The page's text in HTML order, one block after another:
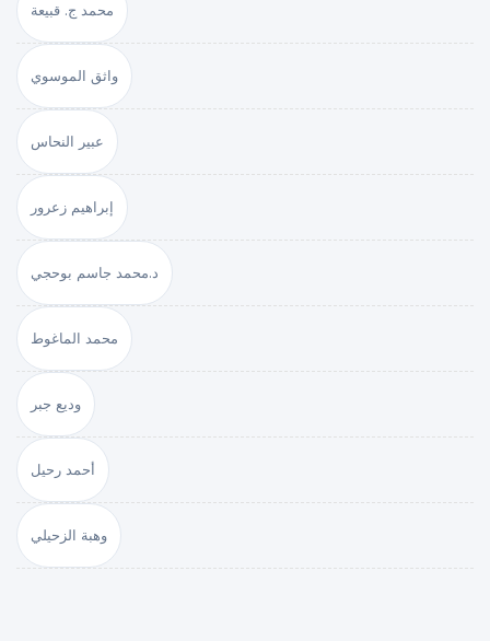
محمد ج. قبيعة
واثق الموسوي
عبير النحاس
إبراهيم زعرور
د.محمد جاسم بوحجي
محمد الماغوط
وديع جبر
أحمد رحيل
وهبة الزحيلي